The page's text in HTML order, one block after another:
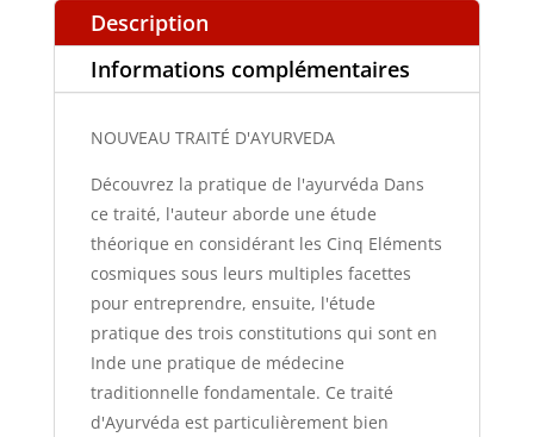
Description
Informations complémentaires
NOUVEAU TRAITÉ D'AYURVEDA
Découvrez la pratique de l'ayurvéda Dans
ce traité, l'auteur aborde une étude
théorique en considérant les Cinq Eléments
cosmiques sous leurs multiples facettes
pour entreprendre, ensuite, l'étude
pratique des trois constitutions qui sont en
Inde une pratique de médecine
traditionnelle fondamentale. Ce traité
d'Ayurvéda est particulièrement bien